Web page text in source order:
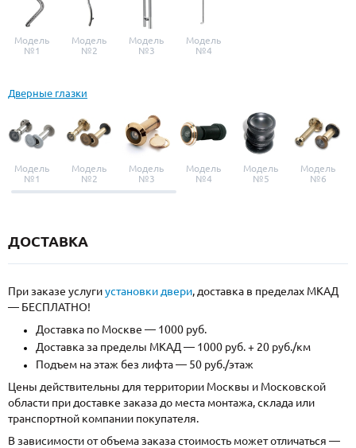
Модель
№1
Модель
№2
Модель
№3
Модель
№4
Дверные глазки
Модель
№1
Модель
№2
Модель
№3
Модель
№4
Модель
№5
Модель
№6
ДОСТАВКА
При заказе услугиустановки двери, доставка в пределах МКАД
— БЕСПЛАТНО!
Доставка по Москве — 1000 руб.
Доставка за пределы МКАД — 1000 руб. + 20 руб./км
Подъем на этаж без лифта — 50 руб./этаж
Цены действительны для территории Москвы и Московской
области при доставке заказа до места монтажа, склада или
транспортной компании покупателя.
В зависимости от объема заказа стоимость может отличаться —